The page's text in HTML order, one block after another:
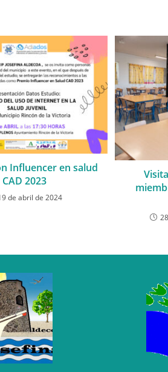
Influencer en salud
CAD 2023
de abril de 2024